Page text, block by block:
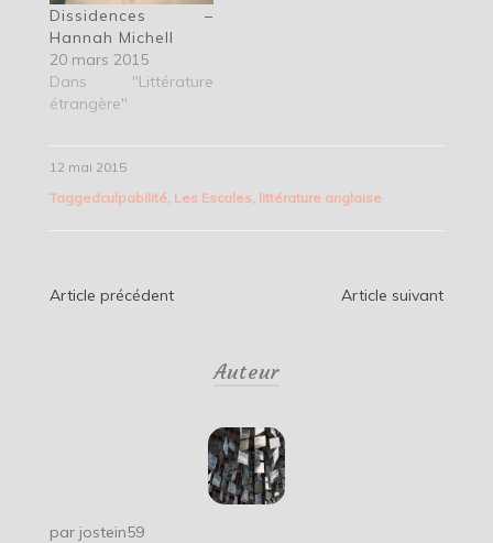
Dissidences –
Hannah Michell
20 mars 2015
Dans "Littérature
étrangère"
12 mai 2015
Taggedculpabilité Les Escales littérature anglaise
Navigation
Article précédent Article suivant
Auteur
par jostein59